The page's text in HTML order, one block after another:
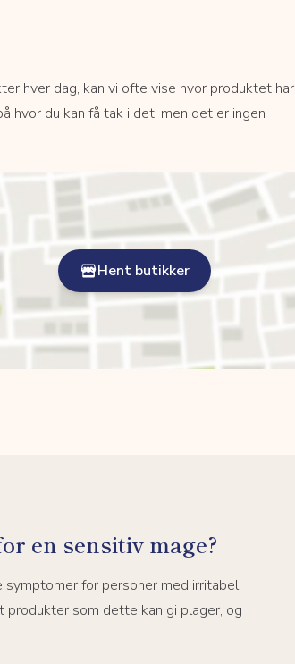
hver dag, kan vi ofte vise hvor produktet har
hvor du kan få tak i det, men det er ingen
Hent butikker
en sensitiv mage?
symptomer for personer med irritabel
produkter som dette kan gi plager, og